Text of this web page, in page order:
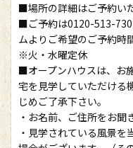
■場所の詳細はご予約い
■ご予約は0120-513-730
ムよりご希望のご予約時
※火・水曜定休
■オープンハウスは、お
宅を見学していただける
じめご了承下さい。
・お名前、ご住所をお聞
・見学されている風景